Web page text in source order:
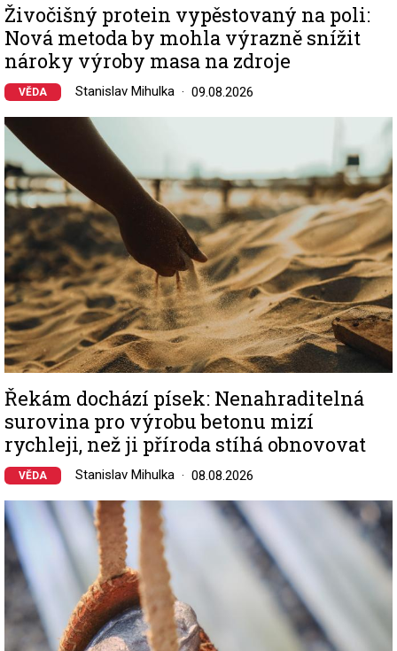
Živočišný protein vypěstovaný na poli:
Nová metoda by mohla výrazně snížit
nároky výroby masa na zdroje
VĚDA Stanislav Mihulka 09.08.2026
Image
Řekám dochází písek: Nenahraditelná
surovina pro výrobu betonu mizí
rychleji, než ji příroda stíhá obnovovat
VĚDA Stanislav Mihulka 08.08.2026
Image